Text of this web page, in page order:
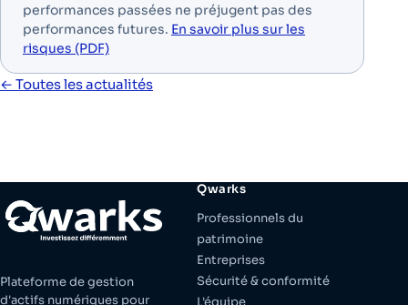
performances passées ne préjugent pas des
performances futures. En savoir plus sur les
risques (PDF)
← Toutes les actualités
Plateforme de gestion
d'actifs numériques pour
Qwarks
Professionnels du
patrimoine
Entreprises
Sécurité & conformité
L'équipe